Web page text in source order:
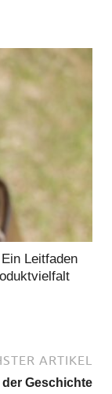
Leitfaden
ARTIKEL
der Geschichte